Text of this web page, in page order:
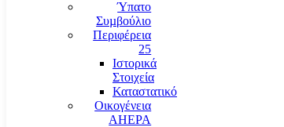
Ύπατο
Συµβούλιο
Περιφέρεια
25
Ιστορικά
Στοιχεία
Καταστατικό
Οικογένεια
AHEPA